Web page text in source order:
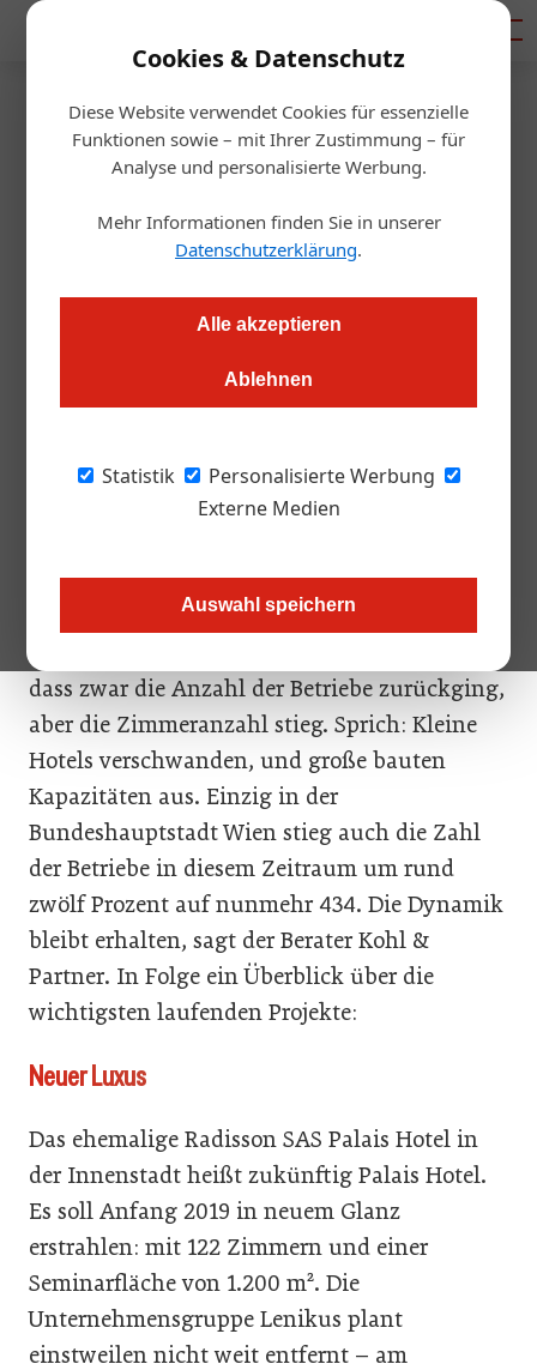
Cookies & Datenschutz
Diese Website verwendet Cookies für essenzielle
Funktionen sowie – mit Ihrer Zustimmung – für
Analyse und personalisierte Werbung.
Mehr Informationen finden Sie in unserer
Datenschutzerklärung.
Alle akzeptieren
Ablehnen
Statistik
Personalisierte Werbung
Externe Medien
Auswahl speichern
Startseite/Gastro & Hotel
Neue Projekte in der
Hauptstadt
In Wien wächst das Hotel-Angebot. Diese neuen Projekte
stehen kurz vor dem Abschluss.
Der heimische Hotelmarkt wächst dynamisch.
Das zeigt eine aktuelle Erhebung von Christie
demnach durchwegs
Nächtigungssteigerungen. Auffällig: Eine
dass zwar die Anzahl der Betriebe zurückging,
aber die Zimmeranzahl stieg. Sprich: Kleine
Hotels verschwanden, und große bauten
Kapazitäten aus. Einzig in der
Bundeshauptstadt Wien stieg auch die Zahl
der Betriebe in diesem Zeitraum um rund
zwölf Prozent auf nunmehr 434. Die Dynamik
bleibt erhalten, sagt der Berater Kohl &
Partner. In Folge ein Überblick über die
wichtigsten laufenden Projekte:
Neuer Luxus
Das ehemalige Radisson SAS Palais Hotel in
der Innenstadt heißt zukünftig Palais Hotel.
Es soll Anfang 2019 in neuem Glanz
erstrahlen: mit 122 Zimmern und einer
Seminarfläche von 1.200 m². Die
Unternehmensgruppe Lenikus plant
einstweilen nicht weit entfernt – am